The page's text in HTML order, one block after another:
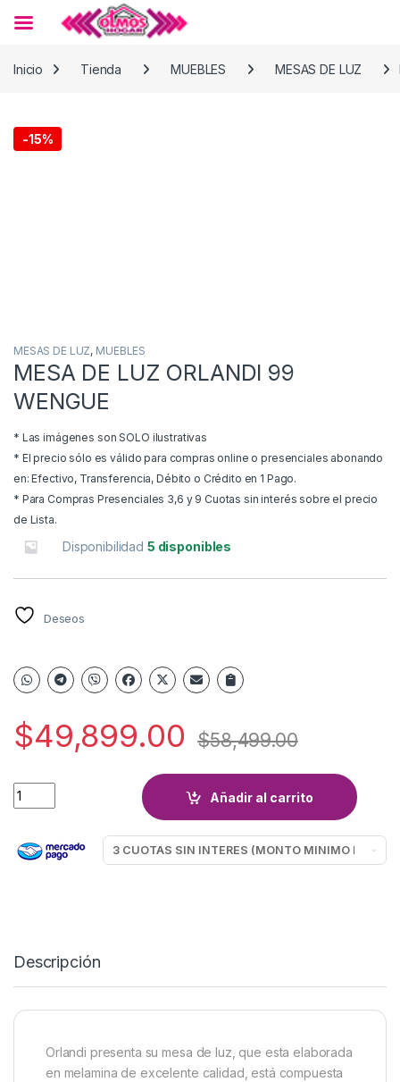
Inicio
Tienda MUEBLES MESAS DE LUZ
-15%
MESAS DE LUZ, MUEBLES
MESA DE LUZ ORLANDI 99
WENGUE
* Las imágenes son SOLO ilustrativas
* El precio sólo es válido para compras online o presenciales abonando
en: Efectivo, Transferencia, Débito o Crédito en 1 Pago.
* Para Compras Presenciales 3,6 y 9 Cuotas sin interés sobre el precio
de Lista.
Disponibilidad 5 disponibles
Deseos
$49,899.00 $58,499.00
MESA DE LUZ ORLANDI 99 WENGUE quantity
Añadir al carrito
Descripción
Orlandi presenta su mesa de luz, que esta elaborada
en melamina de excelente calidad, está compuesta